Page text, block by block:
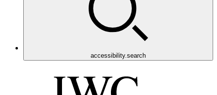
accessibility.search